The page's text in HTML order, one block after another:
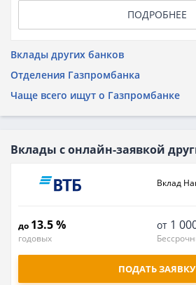
ПОДРОБНЕЕ
Вклады других банков
Отделения Газпромбанка
Чаще всего ищут о Газпромбанке
Вклады с онлайн-заявкой
Вклад
до 13.5 %
годовых
от 1
ПОДАТЬ ЗАЯВКУ